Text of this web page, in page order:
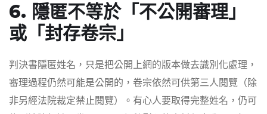
6. 隱匿不等於「不公開審理」
或「封存卷宗」
判決書隱匿姓名，只是把公開上網的版本做去識別化處理，
審理過程仍然可能是公開的，卷宗依然可供第三人閱覽（除
非另經法院裁定禁止閱覽）。有心人要取得完整姓名，仍可